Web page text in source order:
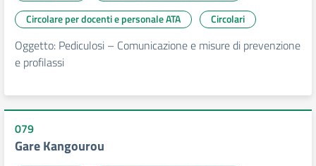
Circolare per docenti e personale ATA
Circolari
Oggetto: Pediculosi – Comunicazione e misure di prevenzione
e profilassi
079
Gare Kangourou